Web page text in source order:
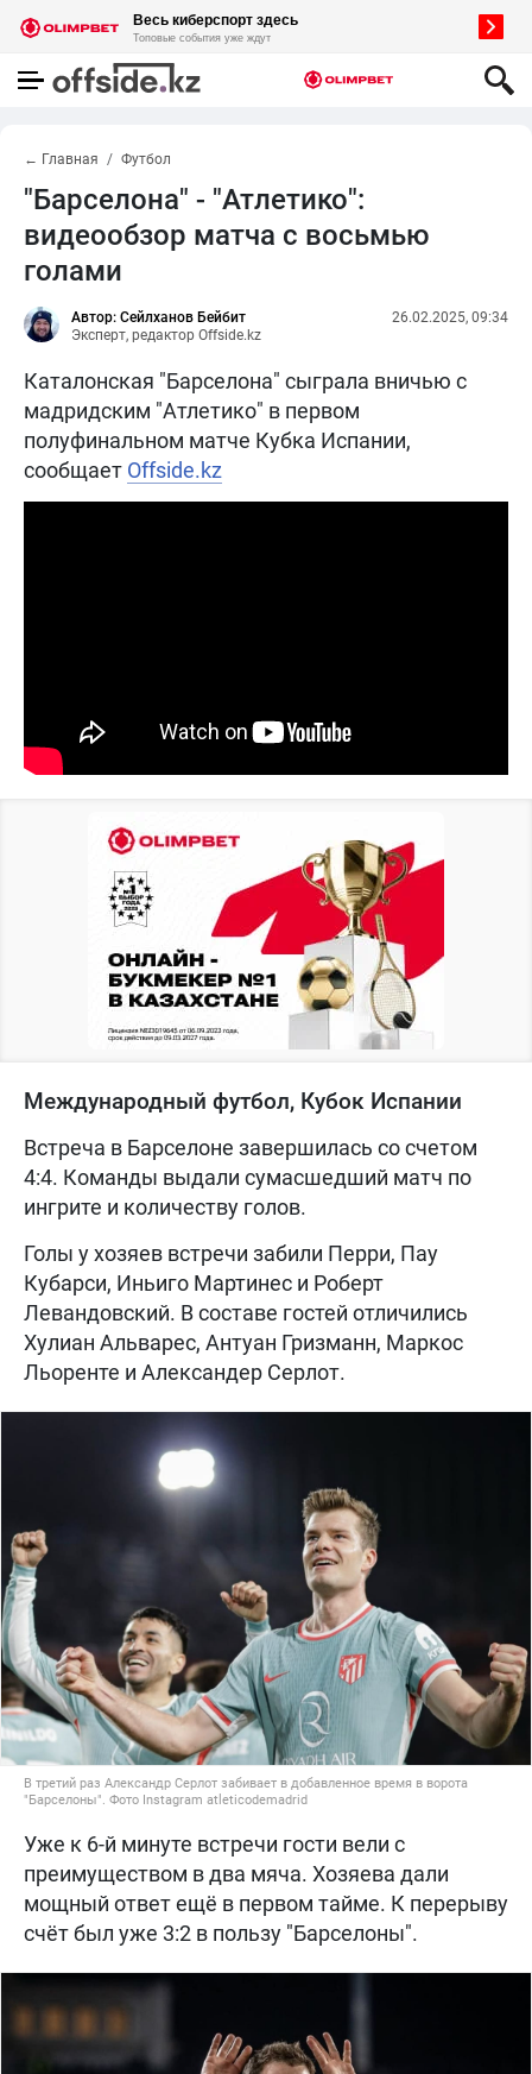
← Главная Футбол
"Барселона" - "Атлетико":
видеообзор матча с восьмью
голами
Автор: Сейлханов Бейбит
Эксперт, редактор Offside.kz
26.02.2025, 09:34
Каталонская "Барселона" сыграла вничью с
мадридским "Атлетико" в первом
полуфинальном матче Кубка Испании,
сообщает Offside.kz
Международный футбол, Кубок Испании
Встреча в Барселоне завершилась со счетом
4:4. Команды выдали сумасшедший матч по
ингрите и количеству голов.
Голы у хозяев встречи забили Перри, Пау
Кубарси, Иньиго Мартинес и Роберт
Левандовский. В составе гостей отличились
Хулиан Альварес, Антуан Гризманн, Маркос
Льоренте и Александер Серлот.
В третий раз Александр Серлот забивает в добавленное время в ворота
"Барселоны". Фото Instagram atleticodemadrid
Уже к 6-й минуте встречи гости вели с
преимуществом в два мяча. Хозяева дали
мощный ответ ещё в первом тайме. К перерыву
счёт был уже 3:2 в пользу "Барселоны".